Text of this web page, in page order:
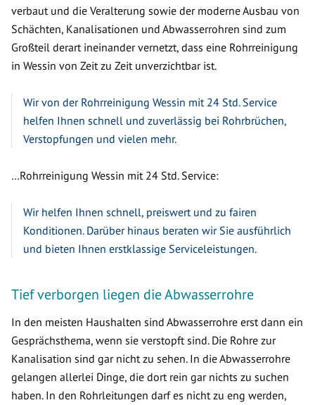
verbaut und die Veralterung sowie der moderne Ausbau von
Schächten, Kanalisationen und Abwasserrohren sind zum
Großteil derart ineinander vernetzt, dass eine Rohrreinigung
in Wessin von Zeit zu Zeit unverzichtbar ist.
Wir von der Rohrreinigung Wessin mit 24 Std. Service
helfen Ihnen schnell und zuverlässig bei Rohrbrüchen,
Verstopfungen und vielen mehr.
…Rohrreinigung Wessin mit 24 Std. Service:
Wir helfen Ihnen schnell, preiswert und zu fairen
Konditionen. Darüber hinaus beraten wir Sie ausführlich
und bieten Ihnen erstklassige Serviceleistungen.
Tief verborgen liegen die Abwasserrohre
In den meisten Haushalten sind Abwasserrohre erst dann ein
Gesprächsthema, wenn sie verstopft sind. Die Rohre zur
Kanalisation sind gar nicht zu sehen. In die Abwasserrohre
gelangen allerlei Dinge, die dort rein gar nichts zu suchen
haben. In den Rohrleitungen darf es nicht zu eng werden,